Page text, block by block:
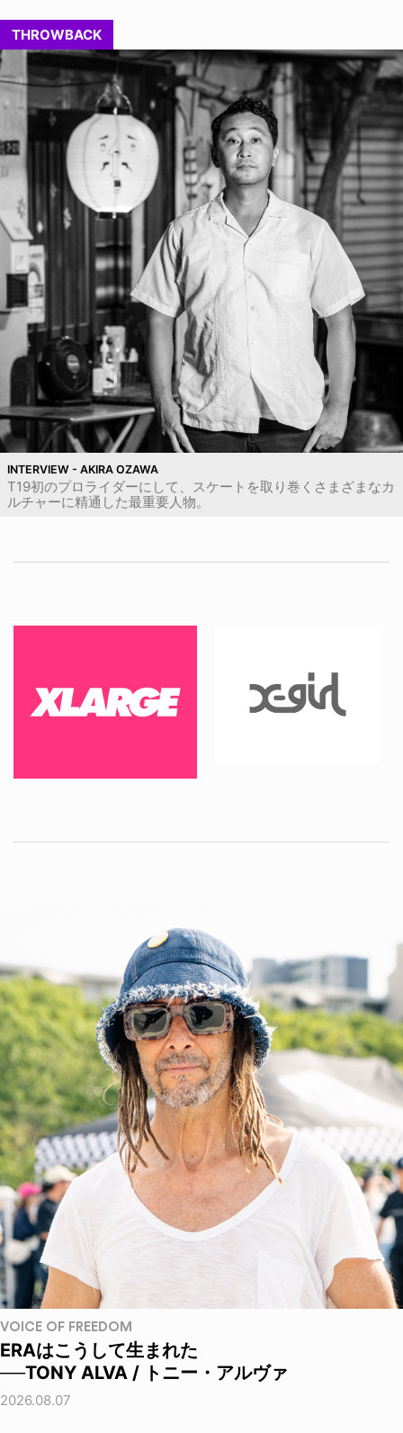
THROWBACK
INTERVIEW - AKIRA OZAWA
T19初のプロライダーにして、スケートを取り巻くさまざまなカ
ルチャーに精通した最重要人物。
VOICE OF FREEDOM
ERAはこうして生まれた
──TONY ALVA / トニー・アルヴァ
2026.08.07